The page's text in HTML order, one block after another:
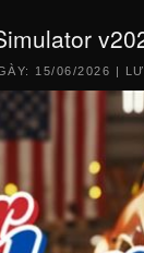
15/06/2026 |